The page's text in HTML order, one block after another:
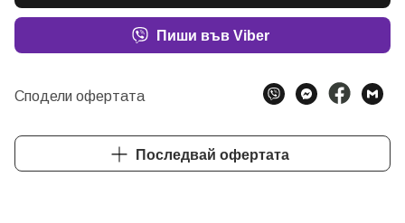
Пиши във Viber
Сподели офертата
Последвай офертата